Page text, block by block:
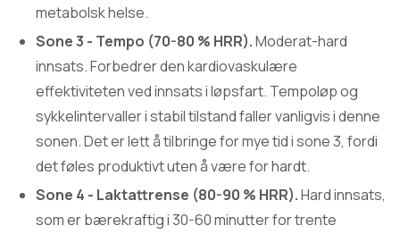
metabolsk helse.
Sone 3 - Tempo (70-80 % HRR).Moderat-hard
innsats. Forbedrer den kardiovaskulære
effektiviteten ved innsats i løpsfart. Tempoløp og
sykkelintervaller i stabil tilstand faller vanligvis i denne
sonen. Det er lett å tilbringe for mye tid i sone 3, fordi
det føles produktivt uten å være for hardt.
Sone 4 - Laktattrense (80-90 % HRR).Hard innsats,
som er bærekraftig i 30-60 minutter for trente